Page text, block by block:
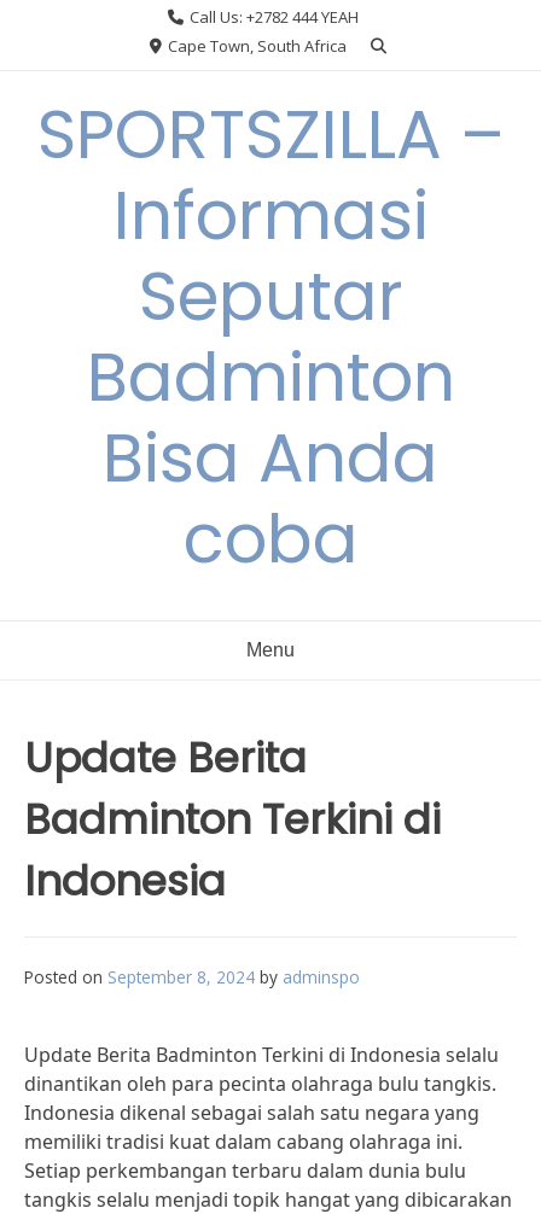
Call Us: +2782 444 YEAH
Cape Town, South Africa
SPORTSZILLA –
Informasi
Seputar
Badminton
Bisa Anda
coba
Menu
Update Berita
Badminton Terkini di
Indonesia
Posted on September 8, 2024 by adminspo
Update Berita Badminton Terkini di Indonesia selalu
dinantikan oleh para pecinta olahraga bulu tangkis.
Indonesia dikenal sebagai salah satu negara yang
memiliki tradisi kuat dalam cabang olahraga ini.
Setiap perkembangan terbaru dalam dunia bulu
tangkis selalu menjadi topik hangat yang dibicarakan